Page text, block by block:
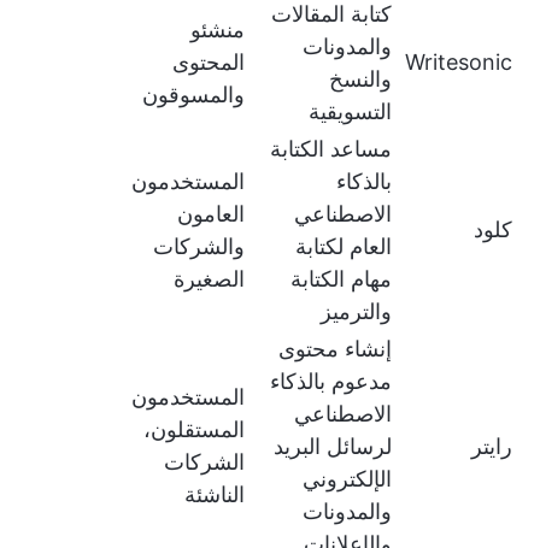
Writesonic
كتابة المقالات
والمدونات
والنسخ
التسويقية
منشئو
المحتوى
والمسوقون
كلود
مساعد الكتابة
بالذكاء
الاصطناعي
العام لكتابة
مهام الكتابة
والترميز
المستخدمون
العامون
والشركات
الصغيرة
رايتر
إنشاء محتوى
مدعوم بالذكاء
الاصطناعي
لرسائل البريد
الإلكتروني
والمدونات
المستخدمون
المستقلون،
الشركات
الناشئة